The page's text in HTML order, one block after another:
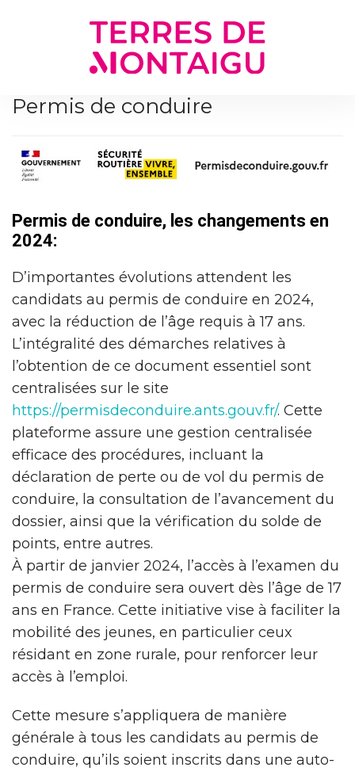
Permis de conduire
Permis de conduire, les changements en
2024:
D’importantes évolutions attendent les
candidats au permis de conduire en 2024,
avec la réduction de l’âge requis à 17 ans.
L’intégralité des démarches relatives à
l’obtention de ce document essentiel sont
centralisées sur le site
https://permisdeconduire.ants.gouv.fr/. Cette
plateforme assure une gestion centralisée
efficace des procédures, incluant la
déclaration de perte ou de vol du permis de
conduire, la consultation de l’avancement du
dossier, ainsi que la vérification du solde de
points, entre autres.
À partir de janvier 2024, l’accès à l’examen du
permis de conduire sera ouvert dès l’âge de 17
ans en France. Cette initiative vise à faciliter la
mobilité des jeunes, en particulier ceux
résidant en zone rurale, pour renforcer leur
accès à l’emploi.
Cette mesure s’appliquera de manière
générale à tous les candidats au permis de
conduire, qu’ils soient inscrits dans une auto-